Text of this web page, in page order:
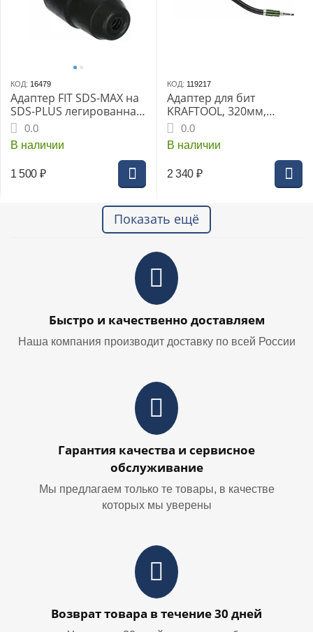
КОД: 16479
Адаптер FIT SDS-MAX на
SDS-PLUS легированная
сталь
0.0
В наличии
1 500 ₽
КОД: 119217
Адаптер для бит
KRAFTOOL, 320мм,
гибкий (26762-320)
0.0
В наличии
2 340 ₽
Показать ещё
Быстро и качественно доставляем
Наша компания производит доставку по всей России
Гарантия качества и сервисное
обслуживание
Мы предлагаем только те товары, в качестве
которых мы уверены
Возврат товара в течение 30 дней